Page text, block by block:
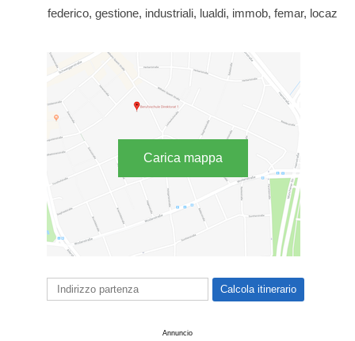
federico, gestione, industriali, lualdi, immob, femar, locaz
Carica mappa
Annuncio